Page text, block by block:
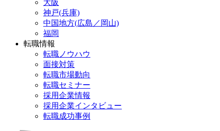
大阪
神戸(兵庫)
中国地方(広島／岡山)
福岡
転職情報
転職ノウハウ
面接対策
転職市場動向
転職セミナー
採用企業情報
採用企業インタビュー
転職成功事例